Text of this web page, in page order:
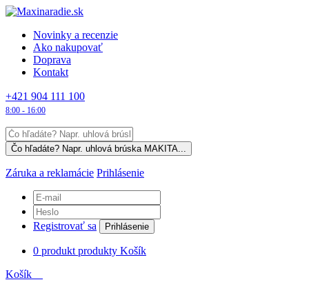
Novinky a recenzie
Ako nakupovať
Doprava
Kontakt
+421 904 111 100
8:00 - 16:00
Záruka a reklamácie Prihlásenie
Registrovať sa Prihlásenie
0 produkt produkty Košík
Košík